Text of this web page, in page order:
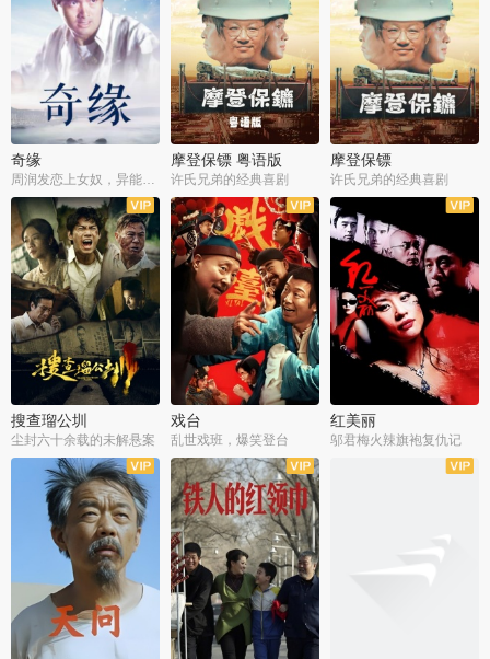
奇缘
周润发恋上女奴，异能护体战邪派
摩登保镖 粤语版
许氏兄弟的经典喜剧
摩登保镖
许氏兄弟的经典喜剧
搜查瑠公圳
尘封六十余载的未解悬案
戏台
乱世戏班，爆笑登台
红美丽
邬君梅火辣旗袍复仇记